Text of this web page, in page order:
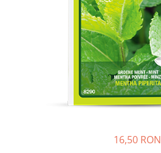
Bulbi de Echinacea
Bulbi de Fritillaria
Bulbi de Gaillardia (Kokarda)
Bulbi de Irisi - Stanjenel
Păr - Pyrus communis
Smochini - Ficus carica
16,50 RON